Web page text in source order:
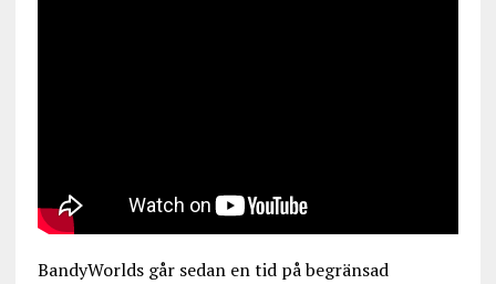
BandyWorlds går sedan en tid på begränsad